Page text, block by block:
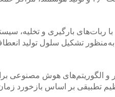
ربات‌های بارگیری و تخلیه،
و الگوریتم‌های هوش مصنوعی
تطبیقی بر اساس بازخورد